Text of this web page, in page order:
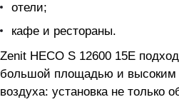
отели;
кафе и рестораны.
Zenit HECO S 12600 15E
большой площадью и высоким
воздуха: установка не только